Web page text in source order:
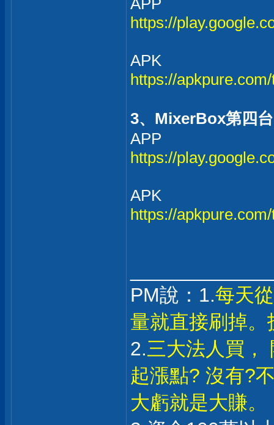
APP
https://
APK
https://
3、MixerBox第四
APP
https://
APK
https://
PM說：1.每天
量就直接刷掉
2.三大法人買，
起漲點? 沒有?
大虧就是大賺。